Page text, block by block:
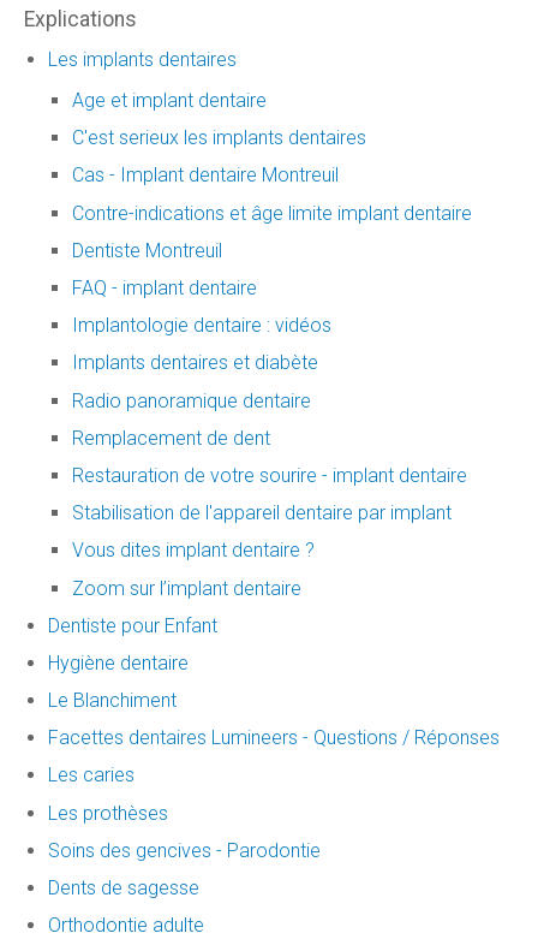
Explications
Les implants dentaires
Age et implant dentaire
C'est serieux les implants dentaires
Cas - Implant dentaire Montreuil
Contre-indications et âge limite implant dentaire
Dentiste Montreuil
FAQ - implant dentaire
Implantologie dentaire : vidéos
Implants dentaires et diabète
Radio panoramique dentaire
Remplacement de dent
Restauration de votre sourire - implant dentaire
Stabilisation de l'appareil dentaire par implant
Vous dites implant dentaire ?
Zoom sur l’implant dentaire
Dentiste pour Enfant
Hygiène dentaire
Le Blanchiment
Facettes dentaires Lumineers - Questions / Réponses
Les caries
Les prothèses
Soins des gencives - Parodontie
Dents de sagesse
Orthodontie adulte